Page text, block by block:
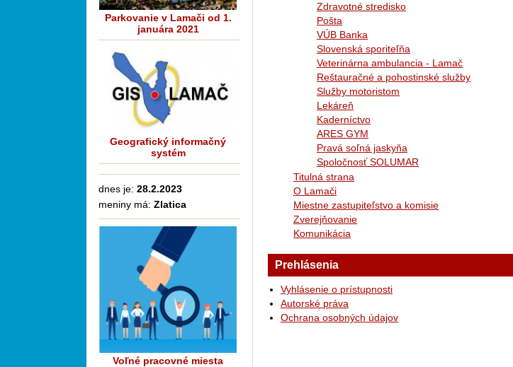
Zdravotné stredisko
Pošta
VÚB Banka
Slovenská sporiteľňa
Veterinárna ambulancia - Lamač
Reštauračné a pohostinské služby
Služby motoristom
Lekáreň
Kaderníctvo
ARES GYM
Pravá soľná jaskyňa
Spoločnosť SOLUMAR
Titulná strana
O Lamači
Miestne zastupiteľstvo a komisie
Zverejňovanie
Komunikácia
Prehlásenia
Vyhlásenie o prístupnosti
Autorské práva
Ochrana osobných údajov
Parkovanie v Lamači od 1.
januára 2021
Geografický informačný
systém
dnes je: 28.2.2023
meniny má: Zlatica
Voľné pracovné miesta